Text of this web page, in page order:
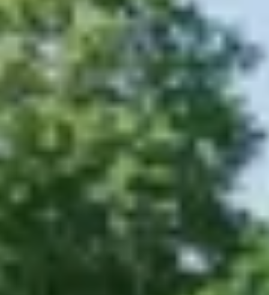
Wijnproeverij & wijnhuizen Jura
Wijnproeverij & wijnhuizen Languedoc Roussillon
Wijnproeverij & wijnhuizen Loire
Rum proeverij Martinique
Wijnproeverij & wijnhuizen Poitou Charentes
Wijnproeverij & wijnhuizen Provence
Wijnproeverij & wijnhuizen Savoie
Wijnproeverij & wijnhuizen Rhone
Wijnproeverij & wijnhuizen Zuidwest Frankrijk
Champagne Ayala
Champagne Canard Duchêne